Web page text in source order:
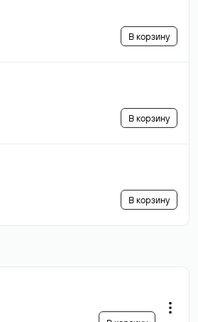
В корзину
В корзину
В корзину